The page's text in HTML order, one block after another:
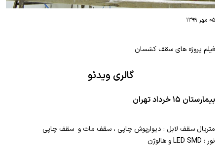
۰۵ مهر ۱۳۹۹
فیلم پروژه های سقف کشسان
گالری ویدئو
بیمارستان ۱۵ خرداد تهران
متریال سقف لابل : دیوارپوش چاپی ، سقف مات و سقف چاپی
نور : LED SMD و هالوژن